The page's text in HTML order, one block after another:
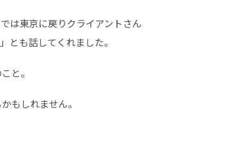
は東京に戻りクライアントさん
とも話してくれました。
と。
もしれません。